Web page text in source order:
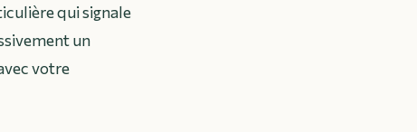
qui signale
un
votre